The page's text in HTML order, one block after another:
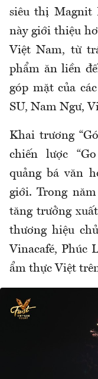
siêu thị Magnit
này giới thiệu
Việt Nam, từ
phẩm ăn liền
góp mặt của
SU, Nam Ngư,
Khai trương
chiến lược
quảng bá văn
giới. Trong
tăng trưởng
thương hiệu
Vinacafé, Phúc
ẩm thực Việt